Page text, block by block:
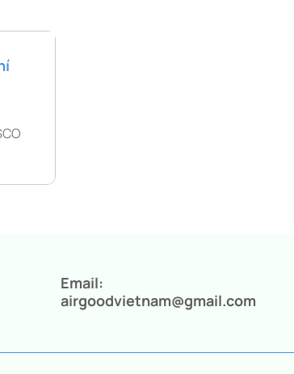
Email:
airgoodvietnam@gmail.com